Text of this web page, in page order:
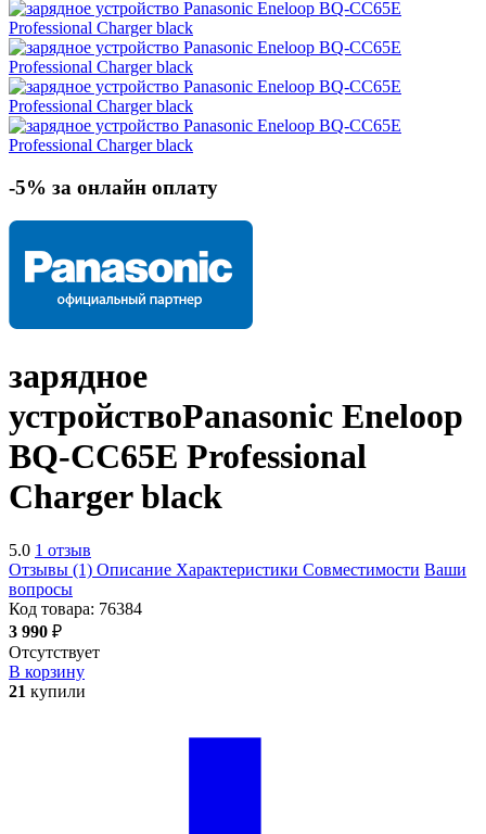
-5% за онлайн оплату
зарядное
устройствоPanasonic Eneloop
BQ-CC65E Professional
Chargerblack
5.0 1 отзыв
Отзывы (1) Описание Характеристики Совместимости Ваши
вопросы
Код товара: 76384
3 990 ₽
Отсутствует
В корзину
21 купили